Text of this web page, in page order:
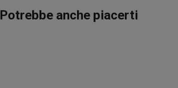
Potrebbe anche piacerti